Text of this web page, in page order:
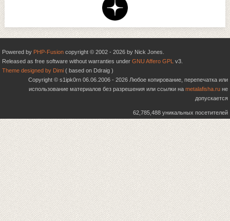
Powered by PHP-Fusion copyright © 2002 - 2026 by Nick Jones.
Released as free software without warranties under GNU Affero GPL v3.
Theme designed by Dimi ( based on Ddraig )
Copyright © s1ipk0rn 06.06.2006 - 2026 Любое копирование, перепечатка или
использование материалов без разрешения или ссылки на metalafisha.ru не
допускается
62,785,488 уникальных посетителей